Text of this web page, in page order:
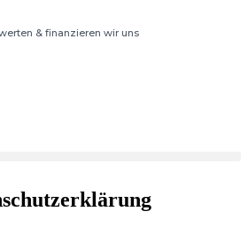
& finanzieren wir uns